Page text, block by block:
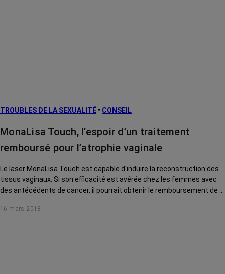
TROUBLES DE LA SEXUALITÉ • CONSEIL
MonaLisa Touch, l’espoir d’un traitement
remboursé pour l’atrophie vaginale
Le laser MonaLisa Touch est capable d'induire la reconstruction des
tissus vaginaux. Si son efficacité est avérée chez les femmes avec
des antécédents de cancer, il pourrait obtenir le remboursement de la
16 mars 2018